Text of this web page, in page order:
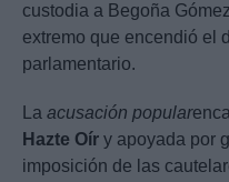
custodia a Begoña
extremo que encendió el
parlamentario.
La acusación popular
Hazte Oír y apoyada por
imposición de las